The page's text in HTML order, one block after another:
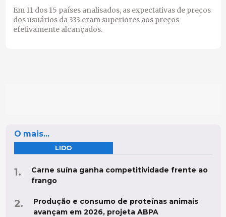
Em 11 dos 15 países analisados, as expectativas de preços
dos usuários da 333 eram superiores aos preços
efetivamente alcançados.
O mais...
LIDO
Carne suína ganha competitividade frente ao
frango
Produção e consumo de proteínas animais
avançam em 2026, projeta ABPA